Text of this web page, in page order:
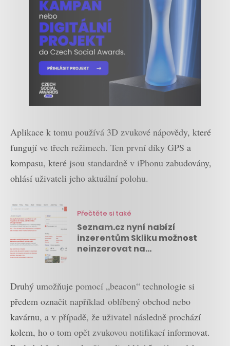
Aplikace k tomu používá 3D zvukové nápovědy, které
fungují ve třech režimech. Ten první díky GPS a
kompasu, které jsou standardně v iPhonu zabudovány,
ohlásí uživateli jeho aktuální polohu.
Přečtěte si také
Seznam.cz nyní nabízí
inzerentům Skliku možnost
neinzerovat na
Druhý umožňuje pomocí „beacon“ technologie si
předem označit například oblíbený obchod nebo
kavárnu, a v případě, že uživatel následně prochází
kolem, ho o tom opět zvukovou notifikací informovat.